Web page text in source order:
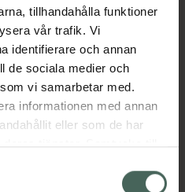
tillhandahålla funktioner
vår trafik. Vi
identifierare och annan
de sociala medier och
vi samarbetar med.
informationen med annan
eller som de har
tjänster. Samtycke till
Control 96H
4.6 av 5 i omdöme
Kronans Apotek
Antiperspirant Extra
Effektiv
Antiperspirant
Alkoholfri. 50 ml
Pris online
45 kr
Kronans